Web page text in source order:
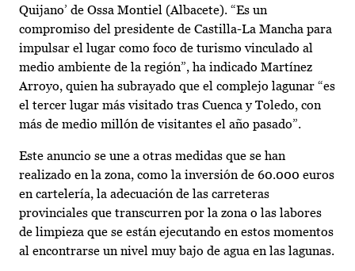
Quijano’ de Ossa Montiel (Albacete). “Es un
compromiso del presidente de Castilla-La Mancha para
impulsar el lugar como foco de turismo vinculado al
medio ambiente de la región”, ha indicado Martínez
Arroyo, quien ha subrayado que el complejo lagunar “es
el tercer lugar más visitado tras Cuenca y Toledo, con
más de medio millón de visitantes el año pasado”.
Este anuncio se une a otras medidas que se han
realizado en la zona, como la inversión de 60.000 euros
en cartelería, la adecuación de las carreteras
provinciales que transcurren por la zona o las labores
de limpieza que se están ejecutando en estos momentos
al encontrarse un nivel muy bajo de agua en las lagunas.